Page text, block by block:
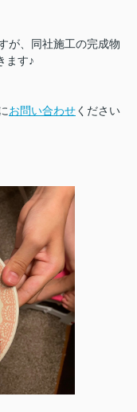
が、同社施工の完成物
ます♪
お問い合わせください